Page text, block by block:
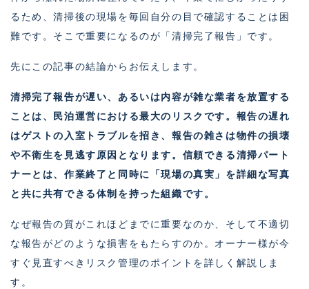
るため、清掃後の現場を毎回自分の目で確認することは困
難です。そこで重要になるのが「清掃完了報告」です。
先にこの記事の結論からお伝えします。
清掃完了報告が遅い、あるいは内容が雑な業者を放置する
ことは、民泊運営における最大のリスクです。報告の遅れ
はゲストの入室トラブルを招き、報告の雑さは物件の損壊
や不衛生を見逃す原因となります。信頼できる清掃パート
ナーとは、作業終了と同時に「現場の真実」を詳細な写真
と共に共有できる体制を持った組織です。
なぜ報告の質がこれほどまでに重要なのか、そして不適切
な報告がどのような損害をもたらすのか。オーナー様が今
すぐ見直すべきリスク管理のポイントを詳しく解説しま
す。